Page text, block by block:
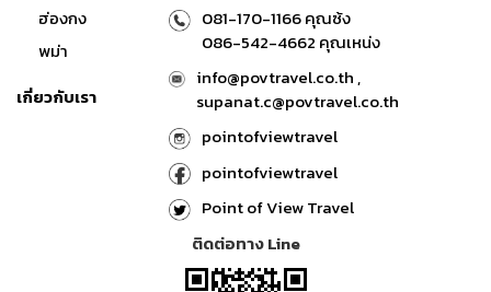
ฮ่องกง
พม่า
เกี่ยวกับเรา
081-170-1166 คุณซ้ง
086-542-4662 คุณเหน่ง
info@povtravel.co.th ,
supanat.c@povtravel.co.th
pointofviewtravel
pointofviewtravel
Point of View Travel
ติดต่อทาง Line